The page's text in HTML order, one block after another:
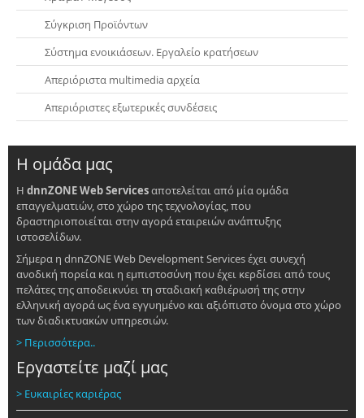
Σύγκριση Προϊόντων
Σύστημα ενοικιάσεων. Εργαλείο κρατήσεων
Απεριόριστα multimedia αρχεία
Απεριόριστες εξωτερικές συνδέσεις
Η ομάδα μας
Η dnnZONE Web Servicesαποτελείται από μία ομάδα
επαγγελματιών, στο χώρο της τεχνολογίας, που
δραστηριοποιείται στην αγορά εταιρειών ανάπτυξης
ιστοσελίδων.
Σήμερα η dnnZONE Web Development Services έχει συνεχή
ανοδική πορεία και η εμπιστοσύνη που έχει κερδίσει από τους
πελάτες της αποδεικνύει τη σταδιακή καθιέρωσή της στην
ελληνική αγορά ως ένα εγγυημένο και αξιόπιστο όνομα στο χώρο
των διαδικτυακών υπηρεσιών.
> Περισσότερα..
Εργαστείτε μαζί μας
> Ευκαιρίες καριέρας